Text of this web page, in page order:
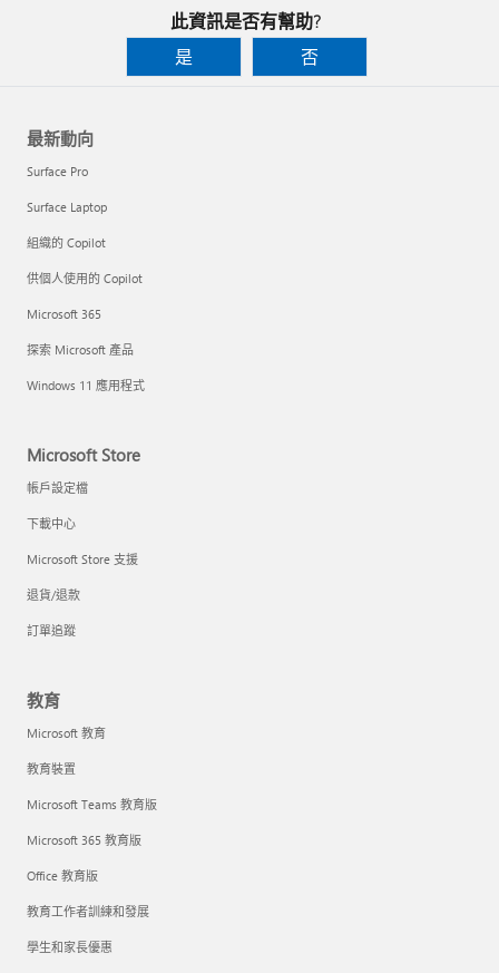
此資訊是否有幫助?
是
否
最新動向
Surface Pro
Surface Laptop
組織的 Copilot
供個人使用的 Copilot
Microsoft 365
探索 Microsoft 產品
Windows 11 應用程式
Microsoft Store
帳戶設定檔
下載中心
Microsoft Store 支援
退貨/退款
訂單追蹤
教育
Microsoft 教育
教育裝置
Microsoft Teams 教育版
Microsoft 365 教育版
Office 教育版
教育工作者訓練和發展
學生和家長優惠